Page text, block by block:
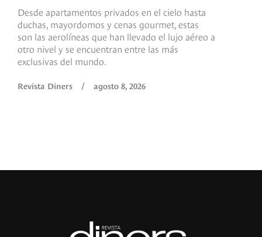
Desde apartamentos privados en el cielo hasta
duchas, mayordomos y cenas gourmet, estas
son las aerolíneas que han llevado el lujo aéreo a
otro nivel y se encuentran entre las más
exclusivas del mundo.
Revista Diners / agosto 8, 2026